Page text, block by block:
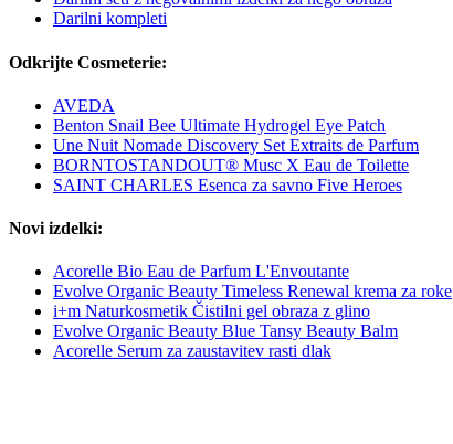
Darilni kompleti
Odkrijte Cosmeterie:
AVEDA
Benton Snail Bee Ultimate Hydrogel Eye Patch
Une Nuit Nomade Discovery Set Extraits de Parfum
BORNTOSTANDOUT® Musc X Eau de Toilette
SAINT CHARLES Esenca za savno Five Heroes
Novi izdelki:
Acorelle Bio Eau de Parfum L'Envoutante
Evolve Organic Beauty Timeless Renewal krema za roke
i+m Naturkosmetik Čistilni gel obraza z glino
Evolve Organic Beauty Blue Tansy Beauty Balm
Acorelle Serum za zaustavitev rasti dlak